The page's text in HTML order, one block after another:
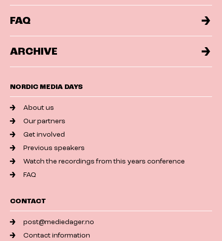
FAQ
ARCHIVE
NORDIC MEDIA DAYS
About us
Our partners
Get involved
Previous speakers
Watch the recordings from this years conference
FAQ
CONTACT
post@mediedager.no
Contact information